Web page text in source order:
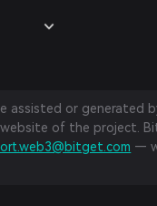
assisted or generated
of the project.
—